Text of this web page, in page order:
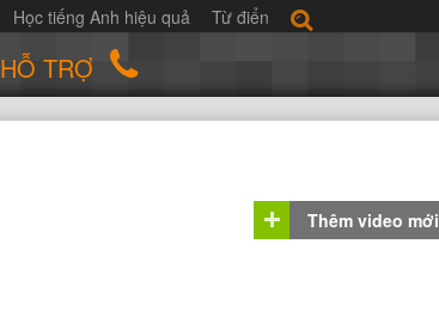
Học tiếng Anh hiệu quả Từ điển
HỖ TRỢ
Thêm video mới